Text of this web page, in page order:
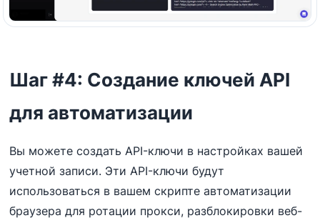
Шаг #4: Создание ключей API
для автоматизации
Вы можете создать API-ключи в настройках вашей
учетной записи. Эти API-ключи будут
использоваться в вашем скрипте автоматизации
браузера для ротации прокси, разблокировки веб-